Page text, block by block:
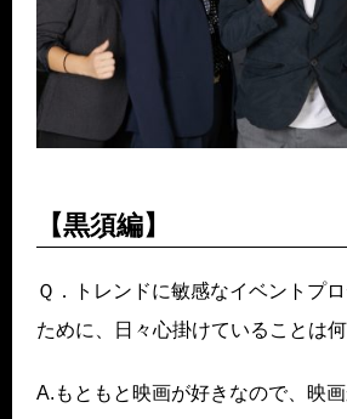
【黒須編】
Ｑ．トレンドに敏感なイベントプ
ために、日々心掛けていることは
A.もともと映画が好きなので、映